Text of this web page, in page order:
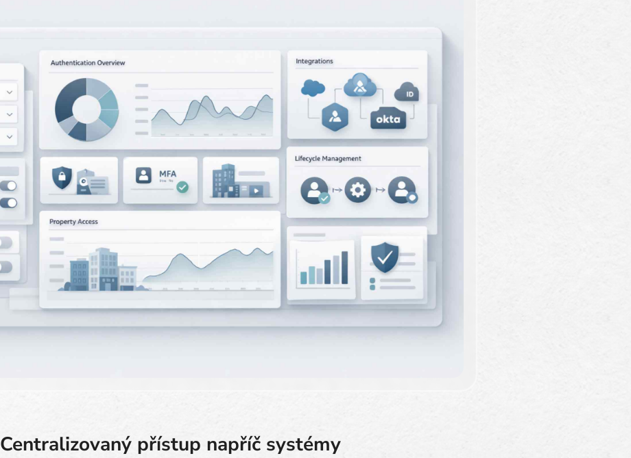
Centralizovaný přístup napříč systémy